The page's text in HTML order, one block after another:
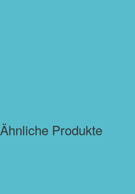
Ähnliche Produkte